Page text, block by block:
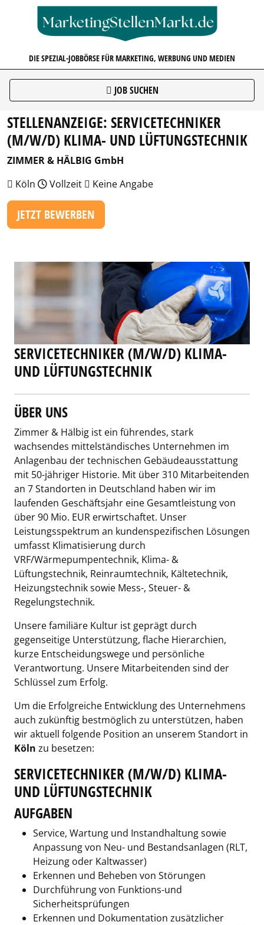
DIE SPEZIAL-JOBBÖRSE FÜR MARKETING, WERBUNG UND MEDIEN
JOB SUCHEN
STELLENANZEIGE: SERVICETECHNIKER
(M/W/D) KLIMA- UND LÜFTUNGSTECHNIK
ZIMMER & HÄLBIG GmbH
Köln
Vollzeit Keine Angabe
JETZT BEWERBEN
SERVICETECHNIKER (M/W/D) KLIMA-
UND LÜFTUNGSTECHNIK
ÜBER UNS
Zimmer & Hälbig ist ein führendes, stark
wachsendes mittelständisches Unternehmen im
Anlagenbau der technischen Gebäudeausstattung
mit 50-jähriger Historie. Mit über 310 Mitarbeitenden
an 7 Standorten in Deutschland haben wir im
laufenden Geschäftsjahr eine Gesamtleistung von
über 90 Mio. EUR erwirtschaftet. Unser
Leistungsspektrum an kundenspezifischen Lösungen
umfasst Klimatisierung durch
VRF/Wärmepumpentechnik, Klima- &
Lüftungstechnik, Reinraumtechnik, Kältetechnik,
Heizungstechnik sowie Mess-, Steuer- &
Regelungstechnik.
Unsere familiäre Kultur ist geprägt durch
gegenseitige Unterstützung, flache Hierarchien,
kurze Entscheidungswege und persönliche
Verantwortung. Unsere Mitarbeitenden sind der
Schlüssel zum Erfolg.
Um die Erfolgreiche Entwicklung des Unternehmens
auch zukünftig bestmöglich zu unterstützen, haben
wir aktuell folgende Position an unserem Standort in
Köln zu besetzen:
SERVICETECHNIKER (M/W/D) KLIMA-
UND LÜFTUNGSTECHNIK
AUFGABEN
Service, Wartung und Instandhaltung sowie
Anpassung von Neu- und Bestandsanlagen (RLT,
Heizung oder Kaltwasser)
Erkennen und Beheben von Störungen
Durchführung von Funktions-und
Sicherheitsprüfungen
Erkennen und Dokumentation zusätzlicher